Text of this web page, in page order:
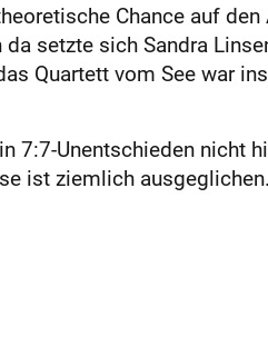
Chance auf
setzte sich Sandra
Quartett vom See war
7:7-Unentschieden nicht
ist ziemlich ausgeglichen.